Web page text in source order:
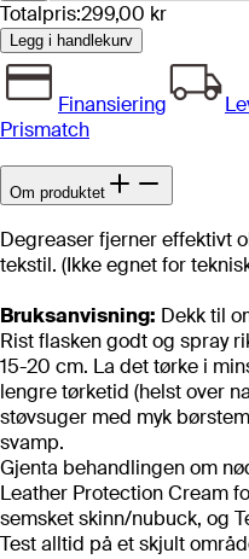
Totalpris:299,00 kr
Legg i handlekurv
Finansiering
Prismatch
Om produktet
Degreaser fjerner effektivt
tekstil. (Ikke egnet for
Bruksanvisning: Dekk til
Rist flasken godt og spray
15-20 cm. La det tørke i
lengre tørketid (helst over
støvsuger med myk
svamp.
Gjenta behandlingen om
Leather Protection Cream
semsket skinn/nubuck, og
Test alltid på et skjult